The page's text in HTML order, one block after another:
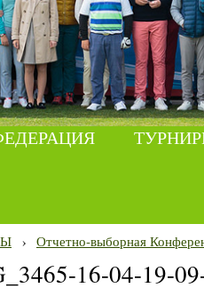
› Отчетно-выборная
16-04-19-